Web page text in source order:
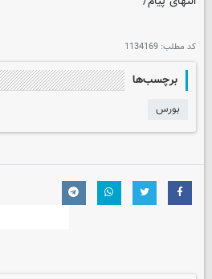
کد مطلب: 1134169
برچسب‌ها
بورس